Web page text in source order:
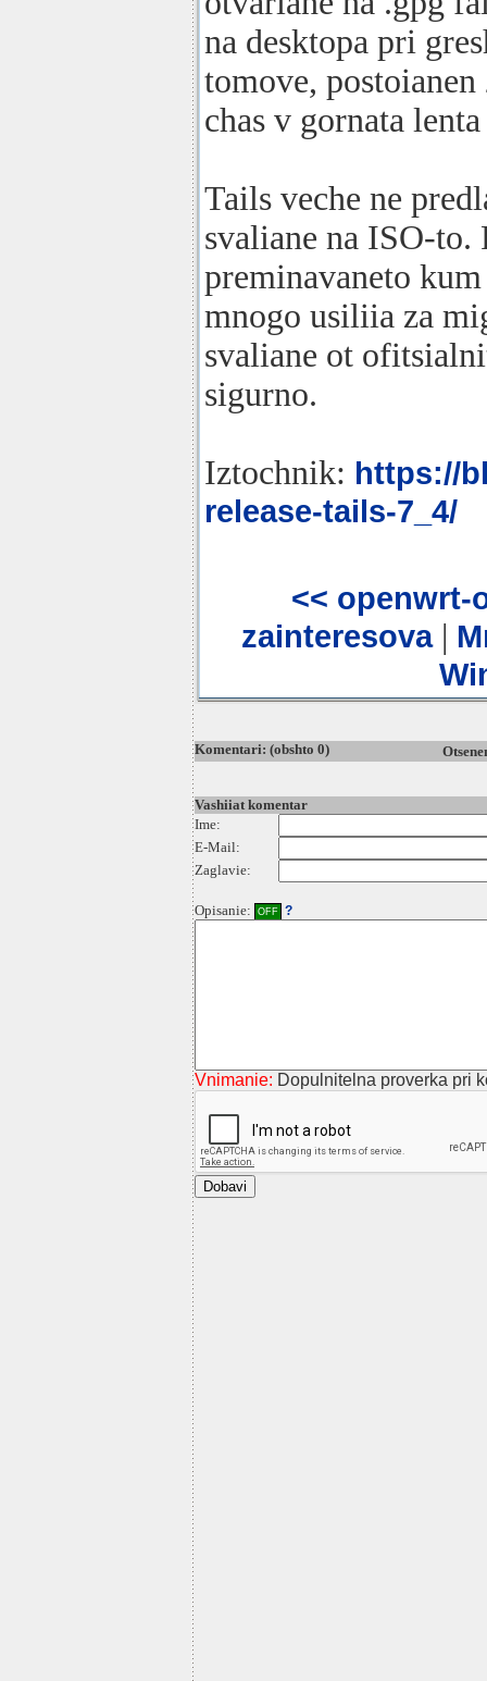
na desktopa pri
tomove,
chas v gornata
Tails veche ne
svaliane na ISO-to.
preminavaneto
mnogo usiliia za
svaliane ot
sigurno.
Iztochnik: https://
release-tails-7_4/
<< openwrt-
zainteresova|
Komentari: (obshto 0)
Vashiiat komentar
Ime:
E-Mail:
Zaglavie:
Opisanie: OFF ?
Vnimanie: Dopulnitelna proverka pri